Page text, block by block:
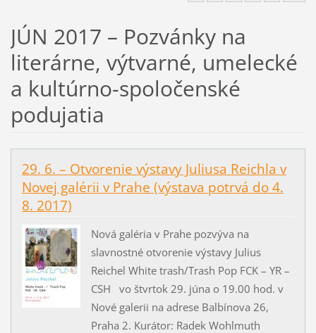
JÚN 2017 – Pozvánky na
literárne, výtvarné, umelecké
a kultúrno-spoločenské
podujatia
29. 6. – Otvorenie výstavy Juliusa Reichla v
Novej galérii v Prahe (výstava potrvá do 4.
8. 2017)
Nová galéria v Prahe pozvýva na
slavnostné otvorenie výstavy Julius
Reichel White trash/Trash Pop FCK – YR –
CSH vo štvrtok 29. júna o 19.00 hod. v
Nové galerii na adrese Balbínova 26,
Praha 2. Kurátor: Radek Wohlmuth